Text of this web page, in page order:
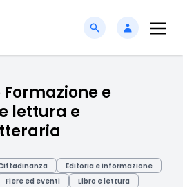
e
lettura e
Editoria e informazione
Fiere ed eventi
Libro e lettura